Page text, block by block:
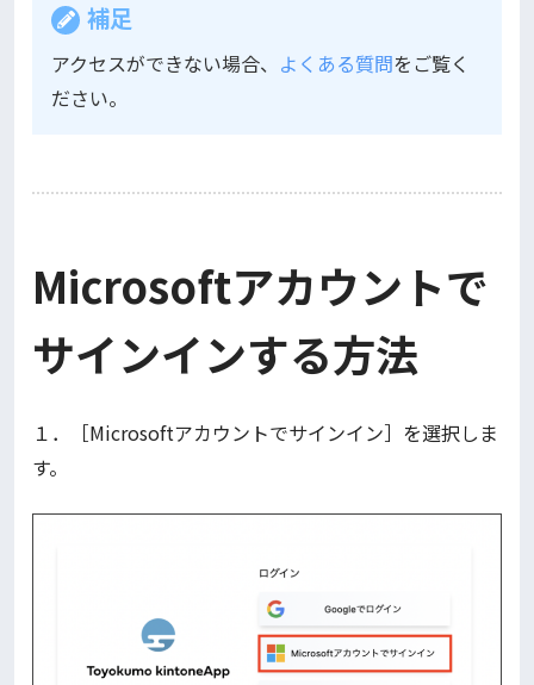
補足
アクセスができない場合、 よくある質問をご覧く
ださい。
Microsoftアカウントで
サインインする方法
１．［Microsoftアカウントでサインイン］を選択しま
す。